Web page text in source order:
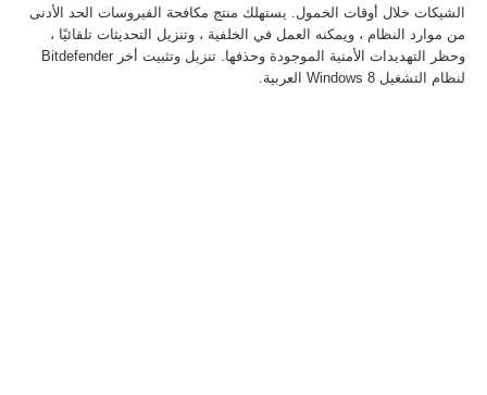
الشيكات خلال أوقات الخمول. يستهلك منتج مكافحة الفيروسات الحد الأدنى
من موارد النظام ، ويمكنه العمل في الخلفية ، وتنزيل التحديثات تلقائيًا ،
وحظر التهديدات الأمنية الموجودة وحذفها. تنزيل وتثبيت أخر Bitdefender
لنظام التشغيل Windows 8 العربية.